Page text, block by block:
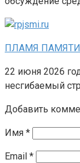
ПЛАМЯ
22 июня 2026
несгибаемый
Добавить
Имя *
Email *